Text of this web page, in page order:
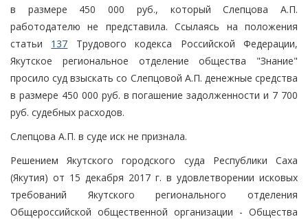
в размере 450 000 руб., который Слепцова А.П.
работодателю не представила. Ссылаясь на положения
статьи 137 Трудового кодекса Российской Федерации,
Якутское региональное отделение общества "Знание"
просило суд взыскать со Слепцовой А.П. денежные средства
в размере 450 000 руб. в погашение задолженности и 7 700
руб. судебных расходов.
Слепцова А.П. в суде иск не признала.
Решением Якутского городского суда Республики Саха
(Якутия) от 15 декабря 2017 г. в удовлетворении исковых
требований Якутского регионального отделения
Общероссийской общественной организации - Общества